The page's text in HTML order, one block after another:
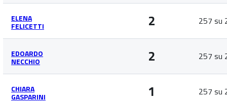
ELENA
FELICETTI 2 257 su
EDOARDO
NECCHIO 2 257 su
CHIARA
GASPARINI 1 257 su